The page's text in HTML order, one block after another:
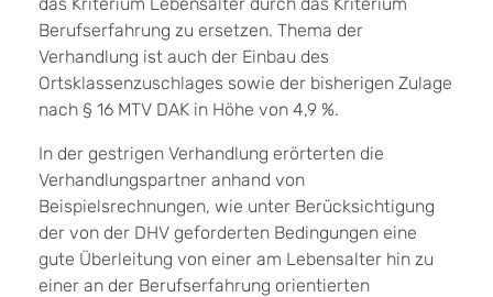
Berufserfahrung zu ersetzen. Thema der
Verhandlung ist auch der Einbau des
Ortsklassenzuschlages sowie der bisherigen Zulage
nach § 16 MTV DAK in Höhe von 4,9 %.
In der gestrigen Verhandlung erörterten die
Verhandlungspartner anhand von
Beispielsrechnungen, wie unter Berücksichtigung
der von der DHV geforderten Bedingungen eine
gute Überleitung von einer am Lebensalter hin zu
einer an der Berufserfahrung orientierten